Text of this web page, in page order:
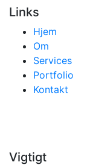
Links
Hjem
Om
Services
Portfolio
Kontakt
Vigtigt